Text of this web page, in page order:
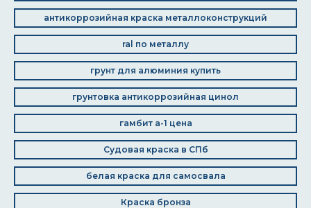
антикоррозийная краска металлоконструкций
ral по металлу
грунт для алюминия купить
грунтовка антикоррозийная цинол
гамбит а-1 цена
Судовая краска в СПб
белая краска для самосвала
Краска бронза